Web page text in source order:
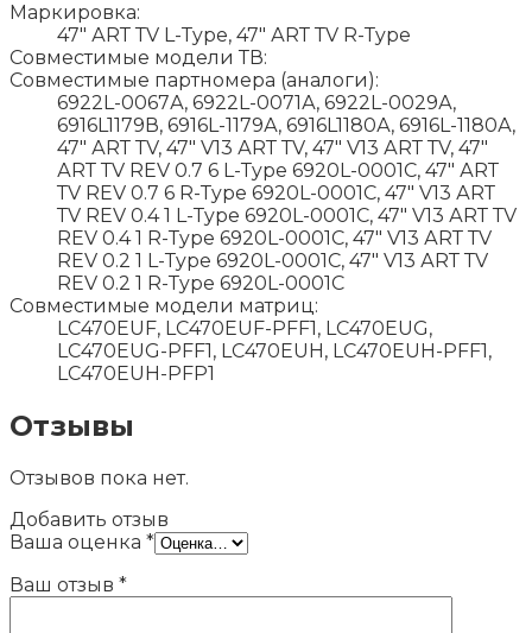
Маркировка:
47" АRТ ТV L-Тyре, 47" АRТ ТV R-Тyре
Совместимые модели ТВ:
Совместимые партномера (аналоги):
6922L-0067А, 6922L-0071А, 6922L-0029А,
6916L1179В, 6916L-1179А, 6916L1180А, 6916L-1180А,
47" АRТ ТV, 47" V13 АRТ ТV, 47" V13 АRТ ТV, 47"
АRТ ТV RЕV 0.7 6 L-Тyре 6920L-0001С, 47" АRТ
ТV RЕV 0.7 6 R-Тyре 6920L-0001С, 47" V13 АRТ
ТV RЕV 0.4 1 L-Тyре 6920L-0001С, 47" V13 АRТ ТV
RЕV 0.4 1 R-Тyре 6920L-0001С, 47" V13 АRТ ТV
RЕV 0.2 1 L-Тyре 6920L-0001С, 47" V13 АRТ ТV
RЕV 0.2 1 R-Тyре 6920L-0001С
Совместимые модели матриц:
LС470ЕUF, LС470ЕUF-РFF1, LС470ЕUG,
LС470ЕUG-РFF1, LС470ЕUН, LС470ЕUН-РFF1,
LС470ЕUН-РFР1
Отзывы
Отзывов пока нет.
Добавить отзыв
Ваша оценка *
Ваш отзыв *